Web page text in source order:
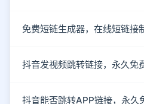
免费短链生成器，在线短链接
抖音发视频跳转链接，永久免
抖音能否跳转APP链接，永久